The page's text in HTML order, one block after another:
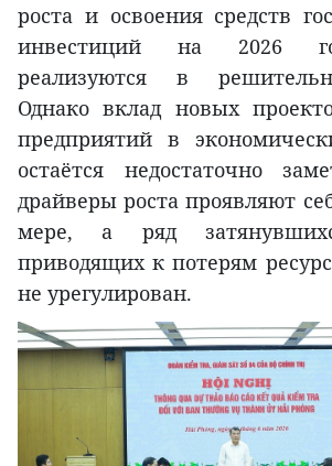
роста и освоения средств
инвестиций на 2026
реализуются в
Однако вклад новых
предприятий в
остаётся недостаточно
драйверы роста проявляют
мере, а ряд
приводящих к потерям
не урегулирован.